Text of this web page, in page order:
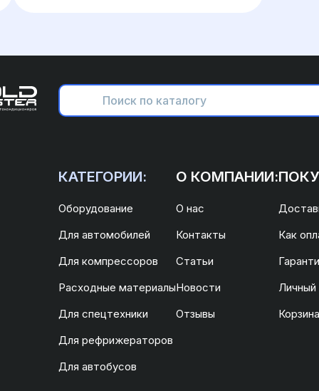
КАТЕГОРИИ:
Оборудование
Для автомобилей
Для компрессоров
Расходные материалы
Для спецтехники
Для рефрижераторов
Для автобусов
О КОМПАНИИ:
О нас
Контакты
Статьи
Новости
Отзывы
Как
Личный
Корзина